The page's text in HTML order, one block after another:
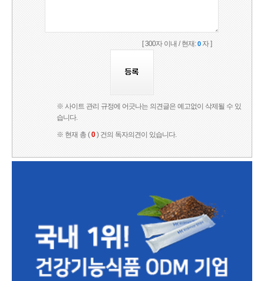
[ 300자 이내 / 현재:0자 ]
※ 사이트 관리 규정에 어긋나는 의견글은 예고없이 삭제될 수 있
습니다.
※ 현재 총 (0) 건의 독자의견이 있습니다.